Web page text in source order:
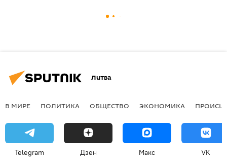
Литва
В МИРЕ ПОЛИТИКА ОБЩЕСТВО ЭКОНОМИКА
Telegram Дзен Макс VK